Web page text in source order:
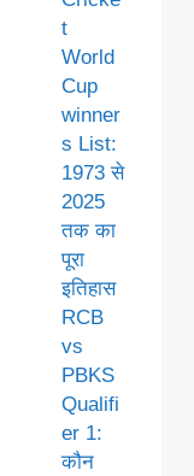
t
World
Cup
winner
s List:
1973 से
2025
तक का
पूरा
इतिहास
RCB
vs
PBKS
Qualifi
er 1:
कौन